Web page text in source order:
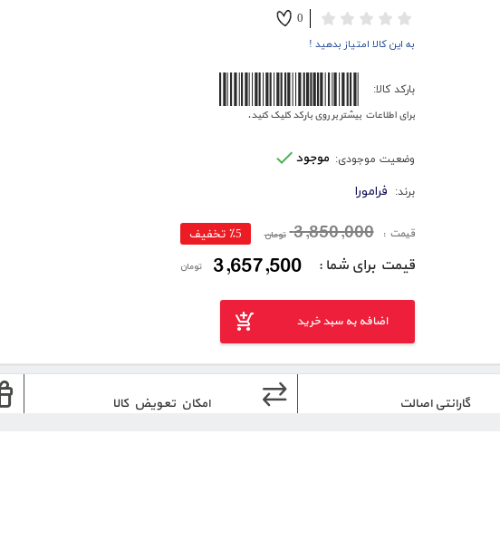
0
به این کالا امتیاز بدهید !
بارکد کالا:
برای اطلاعات بیشتر بر روی بارکد کلیک کنید.
وضعیت موجودی: موجود
برند: فرامورا
قیمت : 3,850,000 تومان ٪5 تخفیف
قیمت برای شما : 3,657,500 تومان
اضافه به سبد خرید
گارانتی اصالت امکان تعویض کالا